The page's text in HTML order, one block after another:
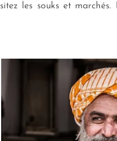
les souks et marchés.